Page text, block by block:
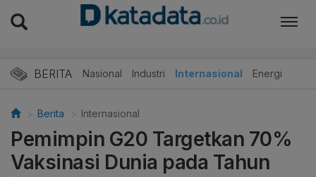
BERITA Nasional Industri Internasional Energi
Berita Internasional
Pemimpin G20 Targetkan 70%
Vaksinasi Dunia pada Tahun